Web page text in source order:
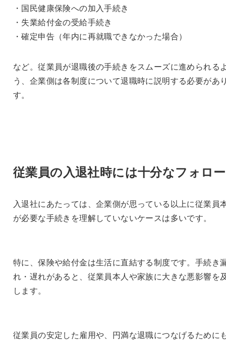
・国民健康保険への加入手続き
・失業給付金の受給手続き
・確定申告（年内に再就職できなかった場合）
など。従業員が退職後の手続きをスムーズに進められる
う、企業側は各制度について退職時に説明する必要があ
す。
従業員の入退社時には十分なフォロ
入退社にあたっては、企業側が思っている以上に従業員
が必要な手続きを理解していないケースは多いです。
特に、保険や給付金は生活に直結する制度です。手続き
れ・遅れがあると、従業員本人や家族に大きな悪影響を
します。
従業員の安定した雇用や、円満な退職につなげるために